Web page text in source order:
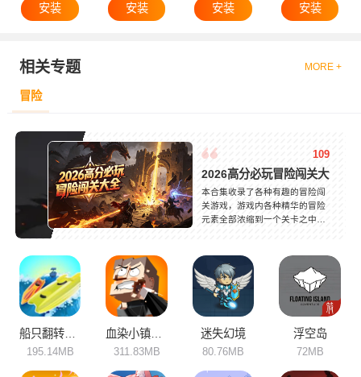
安装
安装
安装
安装
相关专题 MORE +
冒险
109
2026高分必玩冒险闯关大全
本合集收录了各种有趣的冒险闯
关游戏，游戏内各种精华的冒险
元素全部浓缩到一个关卡之中，
验，一起跟剧情的主角突破关卡
取得胜利，游戏过程中依靠极限
的走位、精准的跳跃、灵敏的反
应速度去收获游戏的趣味性。快
节奏的游戏，可以在闲暇时光随
时随地游玩，放松身心，超级解
船只翻转进化
195.14MB
血染小镇内置mod菜单
311.83MB
迷失幻境
80.76MB
浮空岛
72MB